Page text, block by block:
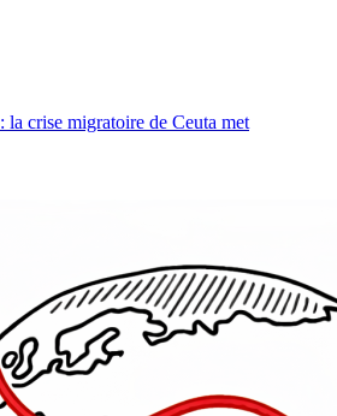
la crise migratoire de Ceuta met